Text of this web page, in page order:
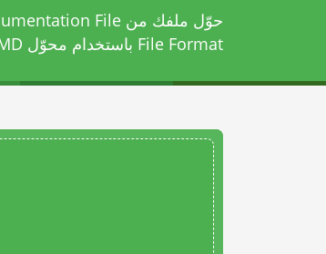
File Format باستخدام
محوّل MD إلى TIFF